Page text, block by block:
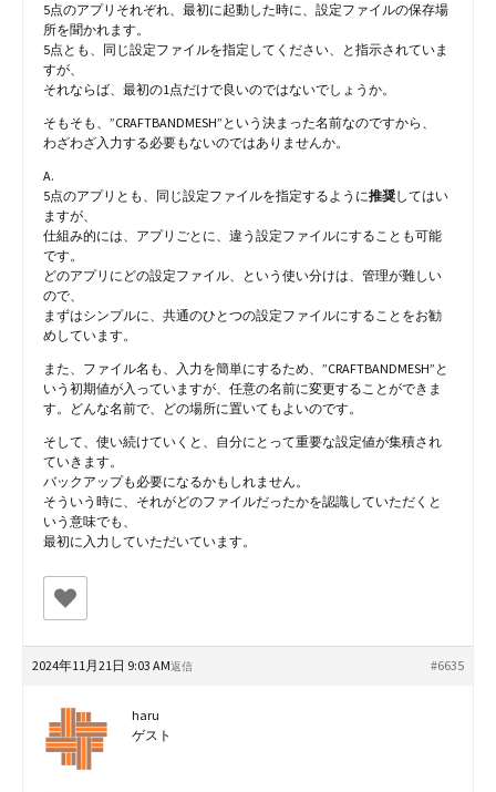
5点のアプリそれぞれ、最初に起動した時に、設定ファイルの保存場
所を聞かれます。
5点とも、同じ設定ファイルを指定してください、と指示されていま
すが、
それならば、最初の1点だけで良いのではないでしょうか。
そもそも、”CRAFTBANDMESH”という決まった名前なのですから、
わざわざ入力する必要もないのではありませんか。
A.
5点のアプリとも、同じ設定ファイルを指定するように推奨してはい
ますが、
仕組み的には、アプリごとに、違う設定ファイルにすることも可能
です。
どのアプリにどの設定ファイル、という使い分けは、管理が難しい
ので、
まずはシンプルに、共通のひとつの設定ファイルにすることをお勧
めしています。
また、ファイル名も、入力を簡単にするため、”CRAFTBANDMESH”と
いう初期値が入っていますが、任意の名前に変更することができま
す。どんな名前で、どの場所に置いてもよいのです。
そして、使い続けていくと、自分にとって重要な設定値が集積され
ていきます。
バックアップも必要になるかもしれません。
そういう時に、それがどのファイルだったかを認識していただくと
いう意味でも、
最初に入力していただいています。
2024年11月21日 9:03 AM #6635
返信
haru
ゲスト